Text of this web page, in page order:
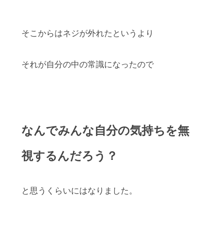
そこからはネジが外れたというより
それが自分の中の常識になったので
なんでみんな自分の気持ちを無
視するんだろう？
と思うくらいにはなりました。